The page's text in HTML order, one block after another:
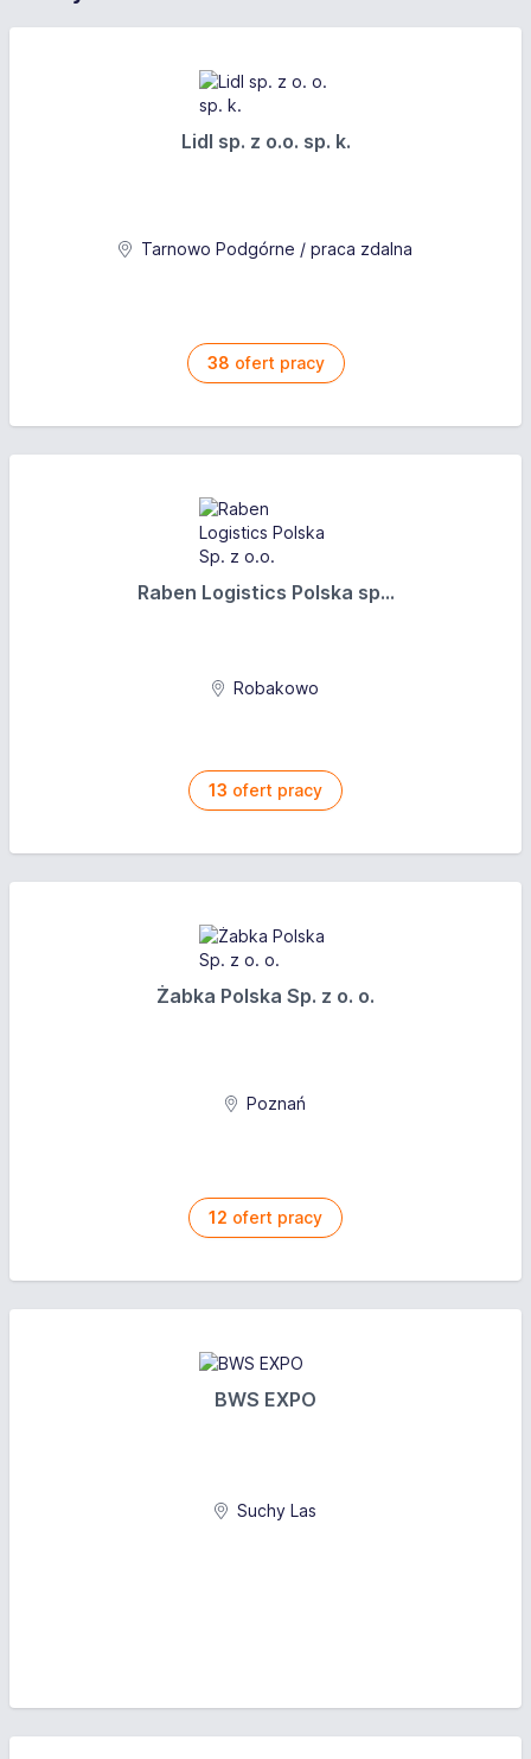
Lidl sp. z o.o. sp. k.
Tarnowo Podgórne / praca zdalna
38 ofert pracy
Raben Logistics Polska sp...
Robakowo
13 ofert pracy
Żabka Polska Sp. z o. o.
Poznań
12 ofert pracy
BWS EXPO
Suchy Las